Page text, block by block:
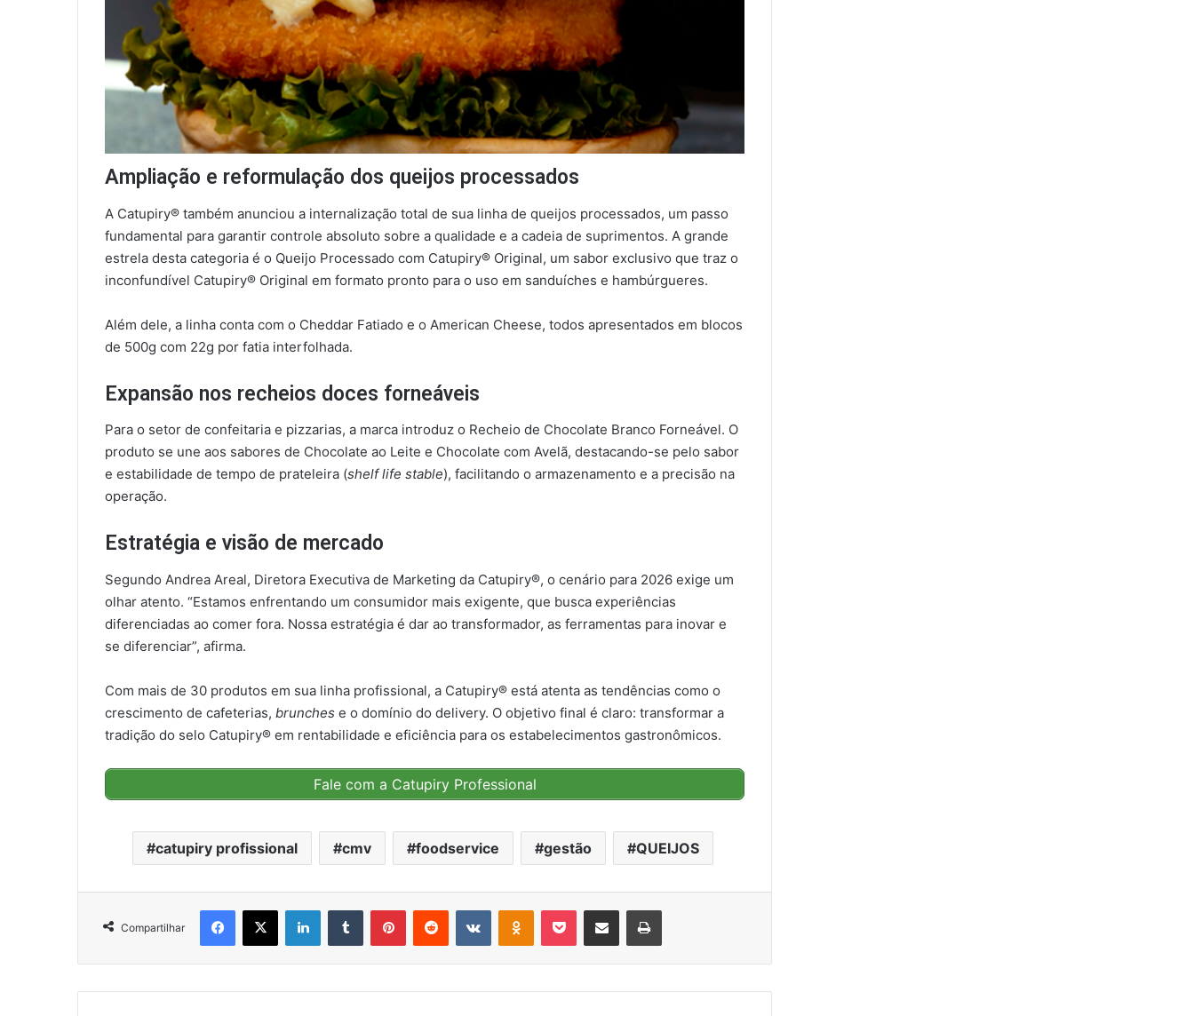
Ampliação e reformulação dos queijos processados
A Catupiry® também anunciou a internalização total de sua linha de queijos processados, um passo
fundamental para garantir controle absoluto sobre a qualidade e a cadeia de suprimentos. A grande
estrela desta categoria é o Queijo Processado com Catupiry® Original, um sabor exclusivo que traz o
inconfundível Catupiry® Original em formato pronto para o uso em sanduíches e hambúrgueres.
Além dele, a linha conta com o Cheddar Fatiado e o American Cheese, todos apresentados em blocos
de 500g com 22g por fatia interfolhada.
Expansão nos recheios doces forneáveis
Para o setor de confeitaria e pizzarias, a marca introduz o Recheio de Chocolate Branco Forneável. O
produto se une aos sabores de Chocolate ao Leite e Chocolate com Avelã, destacando-se pelo sabor
e estabilidade de tempo de prateleira (shelf life stable), facilitando o armazenamento e a precisão na
operação.
Estratégia e visão de mercado
Segundo Andrea Areal, Diretora Executiva de Marketing da Catupiry®, o cenário para 2026 exige um
olhar atento. “Estamos enfrentando um consumidor mais exigente, que busca experiências
diferenciadas ao comer fora. Nossa estratégia é dar ao transformador, as ferramentas para inovar e
se diferenciar”, afirma.
Com mais de 30 produtos em sua linha profissional, a Catupiry® está atenta as tendências como o
crescimento de cafeterias, brunches e o domínio do delivery. O objetivo final é claro: transformar a
tradição do selo Catupiry® em rentabilidade e eficiência para os estabelecimentos gastronômicos.
Fale com a Catupiry Professional
catupiry profissional cmv foodservice gestão QUEIJOS
Compartilhar
Facebook
X LinkedinTumblr PinterestReddit VK OK Pocket Compartilhar via e-mail Imprimir